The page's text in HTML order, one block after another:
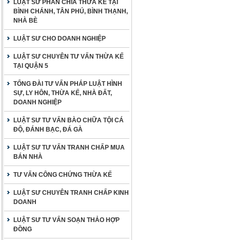
LUẬT SƯ PHÂN CHIA THỪA KẾ TẠI
BÌNH CHÁNH, TÂN PHÚ, BÌNH THẠNH,
NHÀ BÈ
LUẬT SƯ CHO DOANH NGHIỆP
LUẬT SƯ CHUYÊN TƯ VẤN THỪA KẾ
TẠI QUẬN 5
TỔNG ĐÀI TƯ VẤN PHÁP LUẬT HÌNH
SỰ, LY HÔN, THỪA KẾ, NHÀ ĐẤT,
DOANH NGHIỆP
LUẬT SƯ TƯ VẤN BÀO CHỮA TỘI CÁ
ĐỘ, ĐÁNH BẠC, ĐÁ GÀ
LUẬT SƯ TƯ VẤN TRANH CHẤP MUA
BÁN NHÀ
TƯ VẤN CÔNG CHỨNG THỪA KẾ
LUẬT SƯ CHUYÊN TRANH CHẤP KINH
DOANH
LUẬT SƯ TƯ VẤN SOẠN THẢO HỢP
ĐỒNG